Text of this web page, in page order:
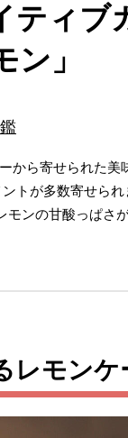
ティブ
ン」
から寄せられた
トが多数寄せら
ンの甘酸っぱさ
レモンケ